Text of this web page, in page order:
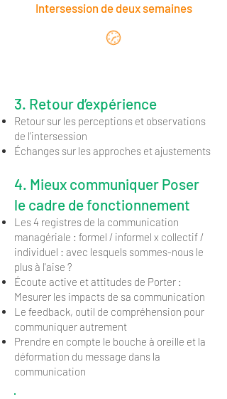
Intersession de deux semaines
3. Retour d’expérience
Retour sur les perceptions et observations
de l’intersession
Échanges sur les approches et ajustements
4. Mieux communiquer Poser
le cadre de fonctionnement
Les 4 registres de la communication
managériale : formel / informel x collectif /
individuel : avec lesquels sommes-nous le
plus à l'aise ?
Écoute active et attitudes de Porter :
Mesurer les impacts de sa communication
Le feedback, outil de compréhension pour
communiquer autrement
Prendre en compte le bouche à oreille et la
déformation du message dans la
communication